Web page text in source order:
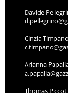
Davide
Cinzia Timpano
Arianna
Thomas Piccot